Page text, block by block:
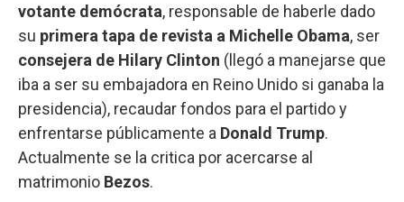
votante demócrata, responsable de haberle dado
su primera tapa de revista a Michelle Obama, ser
consejera de Hilary Clinton (llegó a manejarse que
iba a ser su embajadora en Reino Unido si ganaba la
presidencia), recaudar fondos para el partido y
enfrentarse públicamente a Donald Trump.
Actualmente se la critica por acercarse al
matrimonio Bezos.